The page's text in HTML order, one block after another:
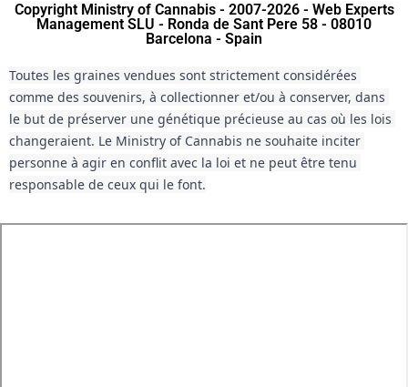
Copyright Ministry of Cannabis - 2007-2026 - Web Experts
Management SLU - Ronda de Sant Pere 58 - 08010
Barcelona - Spain
Toutes les graines vendues sont strictement considérées
comme des souvenirs, à collectionner et/ou à conserver, dans
le but de préserver une génétique précieuse au cas où les lois
changeraient. Le Ministry of Cannabis ne souhaite inciter
personne à agir en conflit avec la loi et ne peut être tenu
responsable de ceux qui le font.